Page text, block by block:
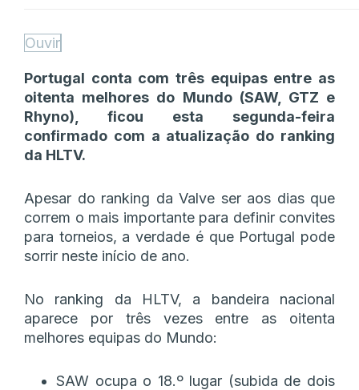
Ouvir
Portugal conta com três equipas entre as
oitenta melhores do Mundo (SAW, GTZ e
Rhyno), ficou esta segunda-feira
confirmado com a atualização do ranking
da HLTV.
Apesar do ranking da Valve ser aos dias que
correm o mais importante para definir convites
para torneios, a verdade é que Portugal pode
sorrir neste início de ano.
No ranking da HLTV, a bandeira nacional
aparece por três vezes entre as oitenta
melhores equipas do Mundo:
SAW ocupa o 18.º lugar (subida de dois